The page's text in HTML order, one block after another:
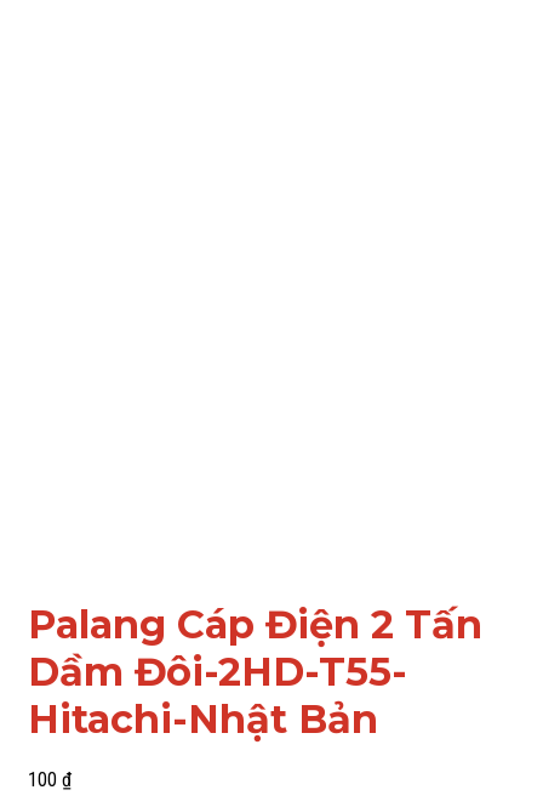
Palang Cáp Điện 2 Tấn
Dầm Đôi-2HD-T55-
Hitachi-Nhật Bản
100 ₫